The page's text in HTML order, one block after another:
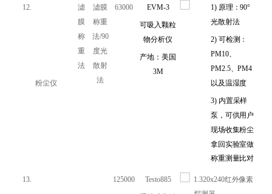
12.
粉尘仪
滤
膜
称
重
法
滤膜
称重
法/90
度光
散射
法
63000 EVM-3
可吸入颗粒
物分析仪
产地：美国
3M
1) 原理：90°
光散射法
2) 可检测：
PM10、
PM2.5、PM4
以及温湿度
3) 内置采样
泵，可供用户
现场收集粉尘
拿回实验室做
称重测量比对
13. 125000 Testo885 1.320x240红外像素